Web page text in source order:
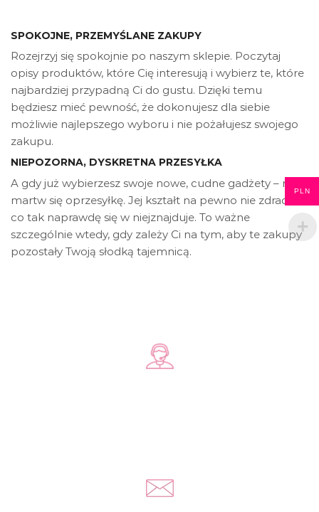
SPOKOJNE, PRZEMYŚLANE ZAKUPY
Rozejrzyj się spokojnie po naszym sklepie. Poczytaj
opisy produktów, które Cię interesują i wybierz te, które
najbardziej przypadną Ci do gustu. Dzięki temu
będziesz mieć pewność, że dokonujesz dla siebie
możliwie najlepszego wyboru i nie pożałujesz swojego
zakupu.
NIEPOZORNA, DYSKRETNA PRZESYŁKA
A gdy już wybierzesz swoje nowe, cudne gadżety – nie
martw się oprzesyłkę. Jej kształt na pewno nie zdradzi,
co tak naprawdę się w niejznajduje. To ważne
szczególnie wtedy, gdy zależy Ci na tym, aby te zakupy
pozostały Twoją słodką tajemnicą.
PLN